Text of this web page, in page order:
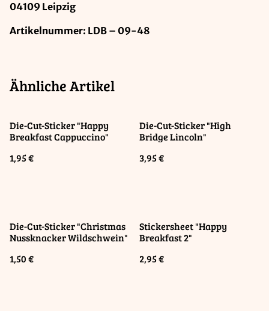
04109 Leipzig
Artikelnummer: LDB – 09-48
Ähnliche Artikel
Die-Cut-Sticker "Happy
Breakfast Cappuccino"
1,95 €
Die-Cut-Sticker "High
Bridge Lincoln"
3,95 €
Die-Cut-Sticker "Christmas
Nussknacker Wildschwein"
1,50 €
Stickersheet "Happy
Breakfast 2"
2,95 €